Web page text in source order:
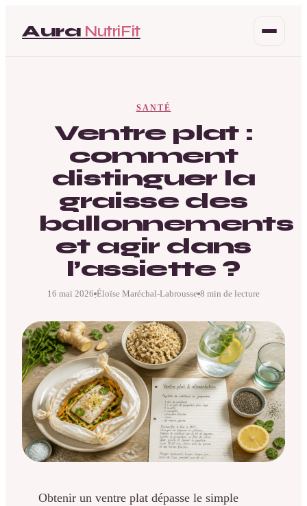
Aura NutriFit
SANTÉ
Ventre plat :
comment
distinguer la
graisse des
ballonnements
et agir dans
l’assiette ?
16 mai 2026·Éloïse Maréchal-Labrousse·8 min de lecture
Obtenir un ventre plat dépasse le simple